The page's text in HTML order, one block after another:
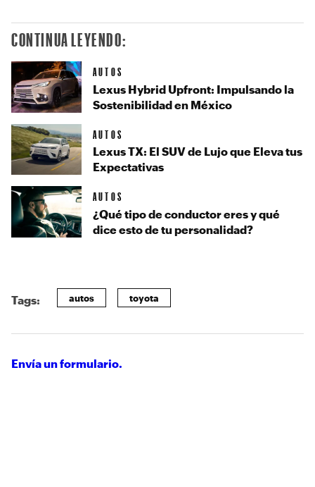
CONTINUA LEYENDO:
AUTOS
Lexus Hybrid Upfront: Impulsando la
Sostenibilidad en México
AUTOS
Lexus TX: El SUV de Lujo que Eleva tus
Expectativas
AUTOS
¿Qué tipo de conductor eres y qué
dice esto de tu personalidad?
Tags: autos toyota
Envía un formulario.